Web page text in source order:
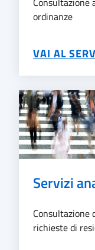
ordinanze
VAI AL
Servizi
Consultazione
richieste di